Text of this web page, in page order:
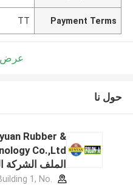
Payment Terms
TT
عرض
حول نا
Rubber &
Co.,Ltd
الملف الشركة
1, No.